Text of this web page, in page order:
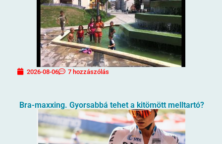
2026-08-06 7 hozzászólás
Bra-maxxing. Gyorsabbá tehet a kitömött melltartó?